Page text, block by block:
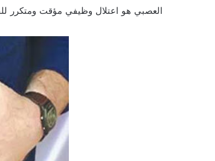
العصبي هو اعتلال وظيفي مؤقت